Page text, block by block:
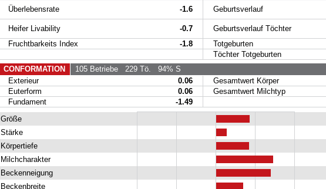
Überlebensrate
-1.6 Geburtsverlauf
Heifer Livability
-0.7 Geburtsverlauf Töchter
Fruchtbarkeits Index
-1.8 Totgeburten
Töchter Totgeburten
CONFORMATION
105 Betriebe229 Tö. 94% S
Exterieur
0.06 Gesamtwert Körper
Euterform
0.06 Gesamtwert Milchtyp
Fundament
-1.49
Größe
Stärke
Körpertiefe
Milchcharakter
Beckenneigung
Beckenbreite